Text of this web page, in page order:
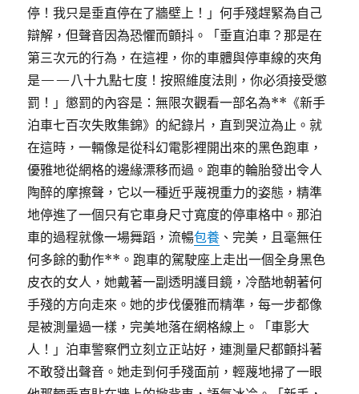
停！我只是垂直停在了牆壁上！」何手殘趕緊為自己
辯解，但聲音因為恐懼而顫抖。「垂直泊車？那是在
第三次元的行為，在這裡，你的車體與停車線的夾角
是——八十九點七度！按照維度法則，你必須接受懲
罰！」懲罰的內容是：無限次觀看一部名為**《新手
泊車七百次失敗集錦》的紀錄片，直到哭泣為止。就
在這時，一輛像是從科幻電影裡開出來的黑色跑車，
優雅地從網格的邊緣漂移而過。跑車的輪胎發出令人
陶醉的摩擦聲，它以一種近乎蔑視重力的姿態，精準
地停進了一個只有它車身尺寸寬度的停車格中。那泊
車的過程就像一場舞蹈，流暢包養 、完美，且毫無任
何多餘的動作**。跑車的駕駛座上走出一個全身黑色
皮衣的女人，她戴著一副透明護目鏡，冷酷地朝著何
手殘的方向走來。她的步伐優雅而精準，每一步都像
是被測量過一樣，完美地落在網格線上。「車影大
人！」泊車警察們立刻立正站好，連測量尺都顫抖著
不敢發出聲音。她走到何手殘面前，輕蔑地掃了一眼